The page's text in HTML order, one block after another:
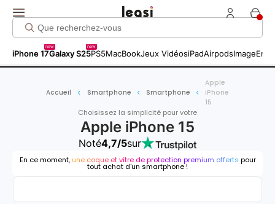
iPhone 17
new
Galaxy S25
new
PS5MacBookJeux VidéosiPadAirpodsImage
Accueil Smartphone Smartphone
Apple
iPhone
15
Choisissez la simplicité pour votre
Apple iPhone 15
Noté4,7/5sur
En ce moment, une coque et vitre de protection premium offerts pour
tout achat d'un smartphone !